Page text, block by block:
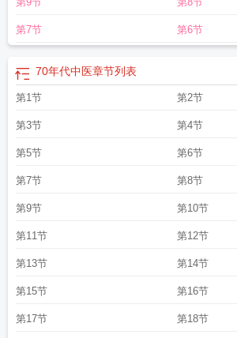
第7节 第6节
70年代中医章节列表
第1节 第2节
第3节 第4节
第5节 第6节
第7节 第8节
第9节 第10节
第11节 第12节
第13节 第14节
第15节 第16节
第17节 第18节